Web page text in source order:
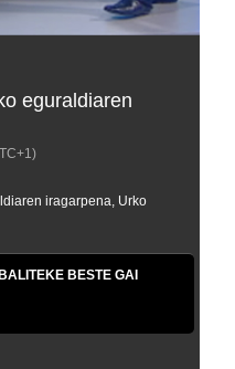
eguraldiaren
iragarpena, Urko
BESTE GAI